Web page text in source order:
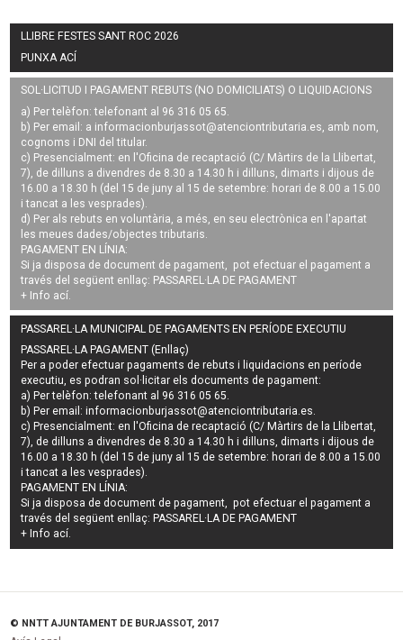
LLIBRE FESTES SANT ROC 2026
PUNXA ACÍ
SOL·LICITUD I PAGAMENT REBUTS (NO DOMICILIATS) O LIQUIDACIONS
a) Per telèfon: telefonant al 96 316 05 65.
b) Per email: a informacionburjassot@atenciontributaria.es, amb nom,
cognoms i DNI del titular.
c) Presencialment: en l'Oficina de recaptació (C/ Màrtirs de la Llibertat,
7), de dilluns a divendres de 8.30 a 14.30 h i dilluns, dimarts i dijous de
16.00 a 18.30 h (del 15 de juny al 15 de setembre: horari de 8.00 a 15.00
i tancat a les vesprades).
d) Per als rebuts en voluntària, a més, en seu electrònica en l'apartat
les meues dades/objectes tributaris.
PAGAMENT EN LÍNIA:
Si ja disposa de document de pagament, pot efectuar el pagament a
través del següent enllaç: PASSAREL·LA DE PAGAMENT
+ Info ací.
PASSAREL·LA MUNICIPAL DE PAGAMENTS EN PERÍODE EXECUTIU
PASSAREL·LA PAGAMENT (Enllaç)
Per a poder efectuar pagaments derebuts i liquidacions en període
executiu, es podran sol·licitar els documents de pagament:
a) Per telèfon: telefonant al 96 316 05 65.
b) Per email:informacionburjassot@atenciontributaria.es.
c) Presencialment: en l'Oficina de recaptació (C/ Màrtirs de la Llibertat,
7), de dilluns a divendres de 8.30 a 14.30 h i dilluns, dimarts i dijous de
16.00 a 18.30 h (del 15 de juny al 15 de setembre: horari de 8.00 a 15.00
i tancat a les vesprades).
PAGAMENT EN LÍNIA:
Si ja disposa de document de pagament, pot efectuar el pagament a
través del següent enllaç: PASSAREL·LA DE PAGAMENT
+ Info ací.
© NNTT AJUNTAMENT DE BURJASSOT, 2017